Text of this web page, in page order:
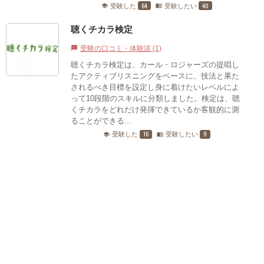
school 受験した 64 menu_book 受験したい 40
聴くチカラ検定
chat_bubble 受験の口コミ・体験談 (1)
聴くチカラ検定は、カール・ロジャーズの提唱し
たアクティブリスニングをベースに、技法と果た
されるべき目標を設定し身に着けたいレベルによ
って10段階のスキルに分類しました。検定は、聴
くチカラをどれだけ発揮できているか客観的に測
ることができる...
school 受験した 16 menu_book 受験したい 9